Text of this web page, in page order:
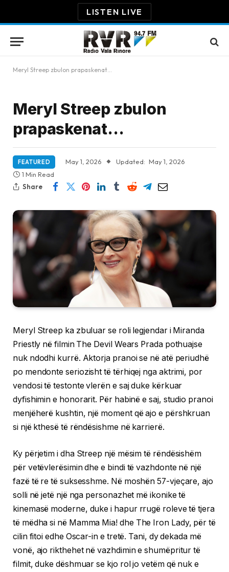
LISTEN LIVE
Meryl Streep zbulon prapaskenat…
Meryl Streep zbulon
prapaskenat…
FEATURED May 1, 2026 Updated: May 1, 2026
1 Min Read
Share
Meryl Streep ka zbuluar se roli legjendar i Miranda
Priestly në filmin The Devil Wears Prada pothuajse
nuk ndodhi kurrë. Aktorja pranoi se në atë periudhë
po mendonte seriozisht të tërhiqej nga aktrimi, por
vendosi të testonte vlerën e saj duke kërkuar
dyfishimin e honorarit. Për habinë e saj, studio pranoi
menjëherë kushtin, një moment që ajo e përshkruan
si një kthesë të rëndësishme në karrierë.
Ky përjetim i dha Streep një mësim të rëndësishëm
për vetëvlerësimin dhe e bindi të vazhdonte në një
fazë të re të suksesshme. Në moshën 57-vjeçare, ajo
solli në jetë një nga personazhet më ikonike të
kinemasë moderne, duke i hapur rrugë roleve të tjera
të mëdha si në Mamma Mia! dhe The Iron Lady, për të
cilin fitoi edhe Oscar-in e tretë. Tani, dy dekada më
vonë, ajo rikthehet në vazhdimin e shumëpritur të
filmit, duke dëshmuar se kjo rol jo vetëm që nuk e